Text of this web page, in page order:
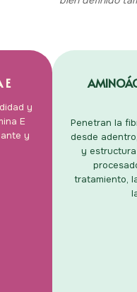
E
y
E
y
Penetran la
desde
y
tratamiento,